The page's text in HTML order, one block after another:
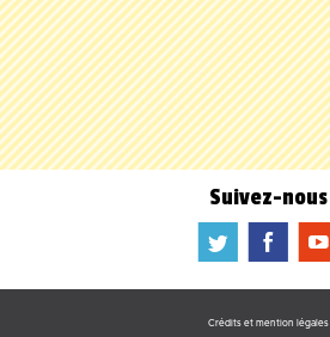
Suivez-nous
a b f
Crédits et mention légales